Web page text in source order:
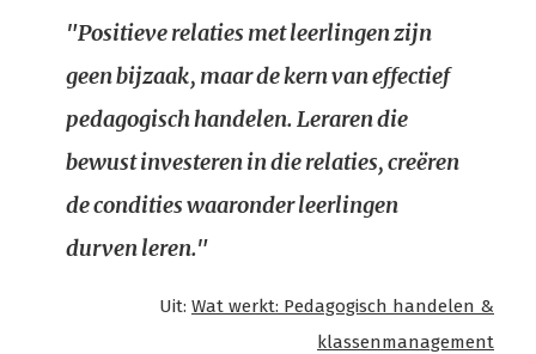
"Positieve relaties met leerlingen zijn
geen bijzaak, maar de kern van effectief
pedagogisch handelen. Leraren die
bewust investeren in die relaties, creëren
de condities waaronder leerlingen
durven leren."
Uit: Wat werkt: Pedagogisch handelen &
klassenmanagement